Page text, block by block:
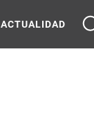
ACTUALIDAD